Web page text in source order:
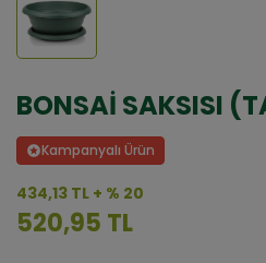
BONSAİ SAKSISI
Kampanyalı Ürün
434,13 TL + % 20
520,95 TL